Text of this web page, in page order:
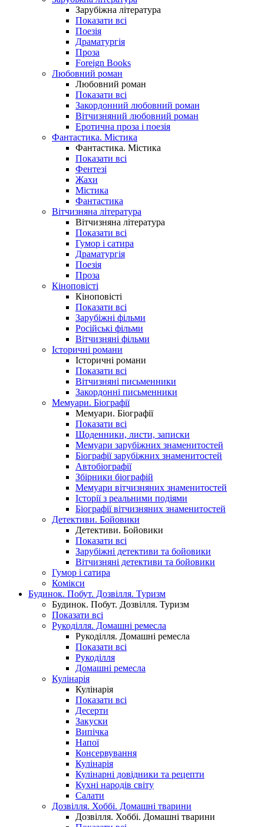
Зарубіжна література
Показати всі
Поезія
Драматургія
Проза
Foreign Books
Любовний роман
Любовний роман
Показати всі
Закордонний любовний роман
Вітчизняний любовний роман
Еротична проза і поезія
Фантастика. Містика
Фантастика. Містика
Показати всі
Фентезі
Жахи
Містика
Фантастика
Вітчизняна література
Вітчизняна література
Показати всі
Гумор і сатира
Драматургія
Поезія
Проза
Кіноповісті
Кіноповісті
Показати всі
Зарубіжні фільми
Російські фільми
Вітчизняні фільми
Історичні романи
Історичні романи
Показати всі
Вітчизняні письменники
Закордонні письменники
Мемуари. Біографії
Мемуари. Біографії
Показати всі
Щоденники, листи, записки
Мемуари зарубіжних знаменитостей
Біографії зарубіжних знаменитостей
Автобіографії
Збірники біографій
Мемуари вітчизняних знаменитостей
Історії з реальними подіями
Біографії вітчизняних знаменитостей
Детективи. Бойовики
Детективи. Бойовики
Показати всі
Зарубіжні детективи та бойовики
Вітчизняні детективи та бойовики
Гумор і сатира
Комікси
Будинок. Побут. Дозвілля. Туризм
Будинок. Побут. Дозвілля. Туризм
Показати всі
Рукоділля. Домашні ремесла
Рукоділля. Домашні ремесла
Показати всі
Рукоділля
Домашні ремесла
Кулінарія
Кулінарія
Показати всі
Десерти
Закуски
Випічка
Напої
Консервування
Кулінарія
Кулінарні довідники та рецепти
Кухні народів світу
Салати
Дозвілля. Хоббі. Домашні тварини
Дозвілля. Хоббі. Домашні тварини